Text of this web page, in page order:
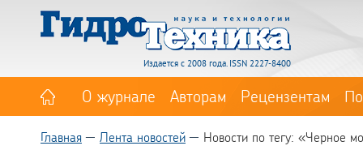
Издается с 2008 года. ISSN 2227-8400
О журнале Авторам Рецензентам
Главная Лента новостей Новости по тегу: «Черное